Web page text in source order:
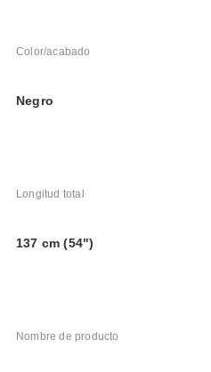
Color/acabado
Negro
Longitud total
137 cm (54")
Nombre de producto